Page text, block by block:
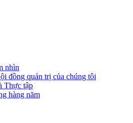
nhìn
đồng quản trị của chúng tôi
Thực tập
hàng năm